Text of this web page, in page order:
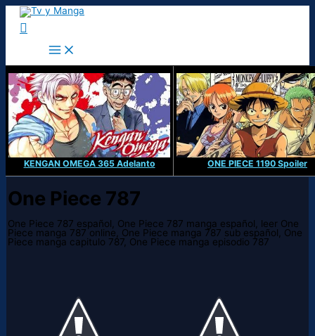
Ir
contenido
Buscar
KENGAN OMEGA 365 Adelanto ONE PIECE 1190 Spoiler
One Piece 787
One Piece 787 español, One Piece 787 manga español, leer One
Piece manga 787 online, One Piece manga 787 sub español, One
Piece manga capitulo 787, One Piece manga episodio 787